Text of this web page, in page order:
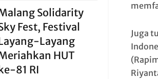
Juga
Solidarity
Fest, Festival
Layang
HUT
81 RI